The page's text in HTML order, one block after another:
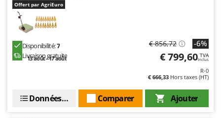
Rover Pompe
Royal Food
Ryobi
S
S.T.P.
Sbaraglia
Offert par AgriEuro
Disponibilité:7
Livraison gratuite
13 août - 17 août
€ 856,72 -6%
€ 799,60 TVA
Inclus
R-0
€ 666,33 Hors taxes (HT)
Ajouter
Comparer
Données techniques